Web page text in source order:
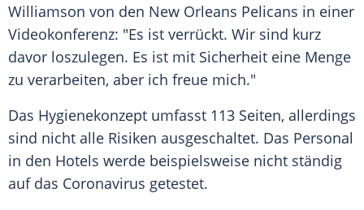
Williamson von den New Orleans Pelicans in einer
Videokonferenz: "Es ist verrückt. Wir sind kurz
davor loszulegen. Es ist mit Sicherheit eine Menge
zu verarbeiten, aber ich freue mich."
Das Hygienekonzept umfasst 113 Seiten, allerdings
sind nicht alle Risiken ausgeschaltet. Das Personal
in den Hotels werde beispielsweise nicht ständig
auf das Coronavirus getestet.